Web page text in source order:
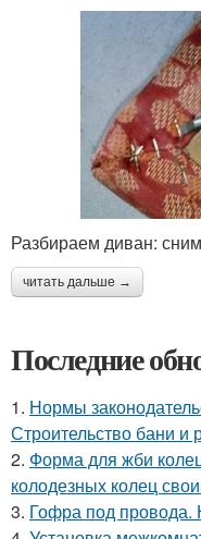
Разбираем диван:
читать дальше →
Последние
1. Нормы
Строительство бани и
2. Форма для жби
колодезных колец
3. Гофра под провода.